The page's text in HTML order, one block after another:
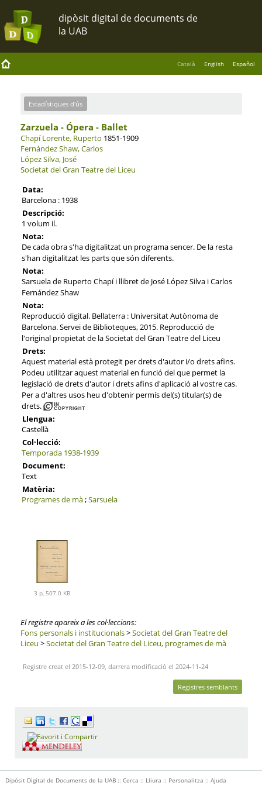
Català English Español
Estadístiques d'ús
Zarzuela - Ópera - Ballet
Chapí Lorente, Ruperto 1851-1909
Fernández Shaw, Carlos
López Silva, José
Societat del Gran Teatre del Liceu
Data:
Barcelona : 1938
Descripció:
1 volum il.
Nota:
De cada obra s'ha digitalitzat un programa sencer. De la resta
s'han digitalitzat les parts que són diferents.
Nota:
Sarsuela de Ruperto Chapí i llibret de José López Silva i Carlos
Fernández Shaw
Nota:
Reproducció digital. Bellaterra : Universitat Autònoma de
Barcelona. Servei de Biblioteques, 2015. Reproducció de
l'original propietat de la Societat del Gran Teatre del Liceu
Drets:
Aquest material està protegit per drets d'autor i/o drets afins.
Podeu utilitzar aquest material en funció del que permet la
legislació de drets d'autor i drets afins d'aplicació al vostre cas.
Per a d'altres usos heu d'obtenir permís del(s) titular(s) de
drets.
Llengua:
Castellà
Col·lecció:
Temporada 1938-1939
Document:
Text
Matèria:
Programes de mà;Sarsuela
3 p, 507.0 KB
El registre apareix a les col·leccions:
Fons personals i institucionals>Societat del Gran Teatre del
Liceu >Societat del Gran Teatre del Liceu, programes de mà
Registre creat el 2015-12-09, darrera modificació el 2024-11-24
Registres semblants
Dipòsit Digital de Documents de la UAB :: Cerca :: Lliura :: Personalitza :: Ajuda